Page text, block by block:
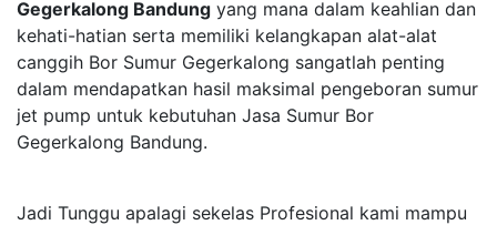
Gegerkalong Bandung yang mana dalam keahlian dan
kehati-hatian serta memiliki kelangkapan alat-alat
canggih Bor Sumur Gegerkalong sangatlah penting
dalam mendapatkan hasil maksimal pengeboran sumur
jet pump untuk kebutuhan Jasa Sumur Bor
Gegerkalong Bandung.
Jadi Tunggu apalagi sekelas Profesional kami mampu